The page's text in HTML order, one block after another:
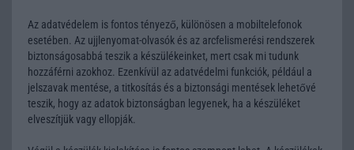
Az adatvédelem is fontos tényező, különösen a mobiltelefonok
esetében. Az ujjlenyomat-olvasók és az arcfelismerési rendszerek
biztonságosabbá teszik a készülékeinket, mert csak mi tudunk
hozzáférni azokhoz. Ezenkívül az adatvédelmi funkciók, például a
jelszavak mentése, a titkosítás és a biztonsági mentések lehetővé
teszik, hogy az adatok biztonságban legyenek, ha a készüléket
elveszítjük vagy ellopják.